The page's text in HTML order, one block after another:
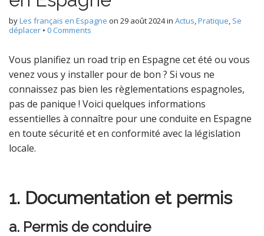
byLes français en Espagne on 29 août 2024in Actus,Pratique, Se
déplacer • 0 Comments
Vous planifiez un road trip en Espagne cet été ou vous
venez vous y installer pour de bon ? Si vous ne
connaissez pas bien les règlementations espagnoles,
pas de panique ! Voici quelques informations
essentielles à connaître pour une conduite en Espagne
en toute sécurité et en conformité avec la législation
locale.
1. Documentation et permis
a. Permis de conduire